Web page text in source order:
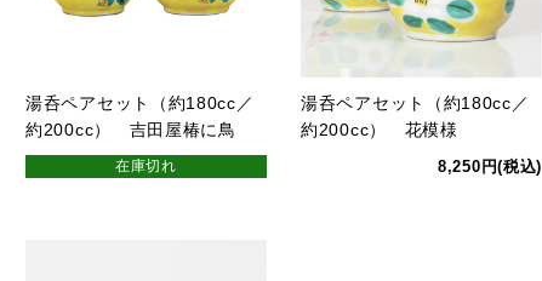
湯呑ペアセット（約180cc／
約200cc） 吉田屋椿に鳥
在庫切れ
湯呑ペアセット（約180cc／
約200cc） 花模様
8,250円(税込)